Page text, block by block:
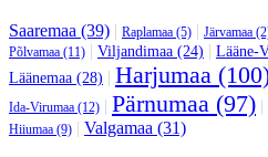
Saaremaa (39) | Raplamaa (5) | Järvamaa
Põlvamaa (11) | Viljandimaa (24) | Lääne-
Läänemaa (28) | Harjumaa
Ida-Virumaa (12) | Pärnumaa (97) |
Hiiumaa (9) | Valgamaa (31)